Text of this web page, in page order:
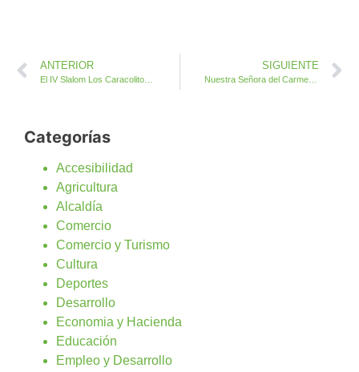
ANTERIOR SIGUIENTE
Nuestra Señora del Carmen y un amplio dispositivo de seguridad velan por los pilotos del motor canario en el IV Slalom de Salinas
Categorías
Accesibilidad
Agricultura
Alcaldía
Comercio
Comercio y Turismo
Cultura
Deportes
Desarrollo
Economia y Hacienda
Educación
Empleo y Desarrollo